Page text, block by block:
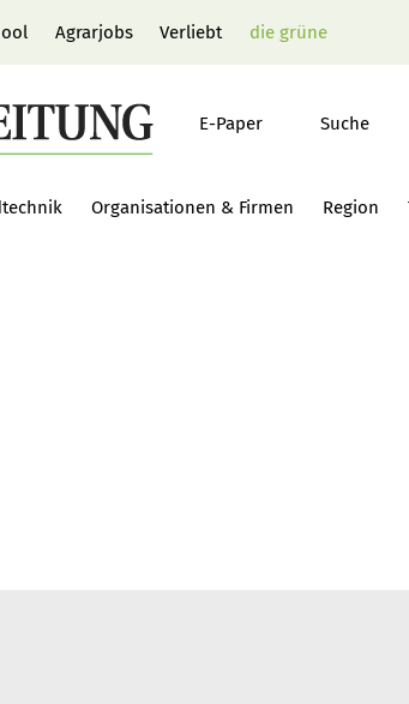
Agrarjobs Verliebt die grüne
E-Paper Suche
Organisationen & Firmen Region